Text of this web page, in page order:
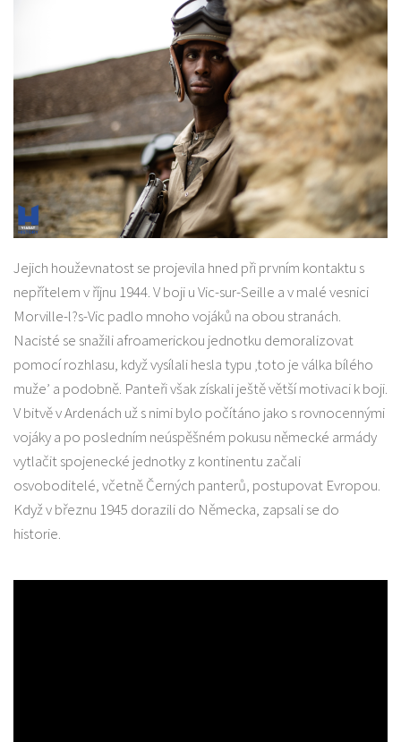
Jejich houževnatost se projevila hned při prvním kontaktu s
nepřítelem v říjnu 1944. V boji u Vic-sur-Seille a v malé vesnici
Morville-l?s-Vic padlo mnoho vojáků na obou stranách.
Nacisté se snažili afroamerickou jednotku demoralizovat
pomocí rozhlasu, když vysílali hesla typu ‚toto je válka bílého
muže’ a podobně. Panteři však získali ještě větší motivaci k boji.
V bitvě v Ardenách už s nimi bylo počítáno jako s rovnocennými
vojáky a po posledním neúspěšném pokusu německé armády
vytlačit spojenecké jednotky z kontinentu začali
osvoboditelé, včetně Černých panterů, postupovat Evropou.
Když v březnu 1945 dorazili do Německa, zapsali se do
historie.